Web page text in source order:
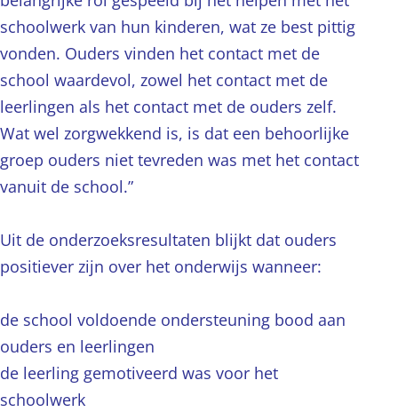
schoolwerk van hun kinderen, wat ze best pittig
vonden. Ouders vinden het contact met de
school waardevol, zowel het contact met de
leerlingen als het contact met de ouders zelf.
Wat wel zorgwekkend is, is dat een behoorlijke
groep ouders niet tevreden was met het contact
vanuit de school.”
Uit de onderzoeksresultaten blijkt dat ouders
positiever zijn over het onderwijs wanneer:
de school voldoende ondersteuning bood aan
ouders en leerlingen
de leerling gemotiveerd was voor het
schoolwerk